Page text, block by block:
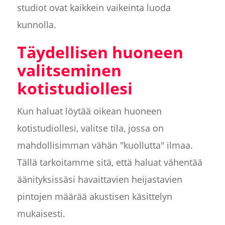
studiot ovat kaikkein vaikeinta luoda
kunnolla.
Täydellisen huoneen
valitseminen
kotistudiollesi
Kun haluat löytää oikean huoneen
kotistudiollesi, valitse tila, jossa on
mahdollisimman vähän "kuollutta" ilmaa.
Tällä tarkoitamme sitä, että haluat vähentää
äänityksissäsi havaittavien heijastavien
pintojen määrää akustisen käsittelyn
mukaisesti.